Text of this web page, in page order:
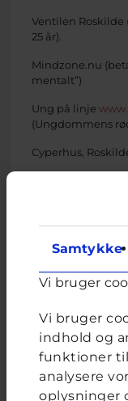
Samtykke
Vi bruger
Vi bruger
indhold og
funktioner
analysere
oplysninger
Ventilen Roskilde
25 år).
Mindzone.nu
mentalt”)
Ung på linje
(Ungdommens
Cyperhus,
De varmeste
Rådgiver
dette